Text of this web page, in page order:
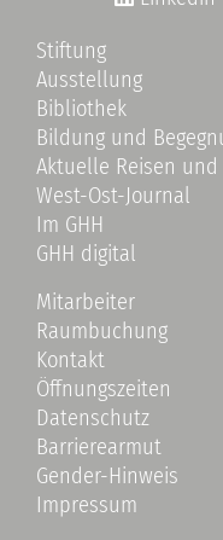
Stiftung
Ausstellung
Bibliothek
Bildung und
Aktuelle Reisen und
West-Ost-Journal
Im GHH
GHH digital
Mitarbeiter
Raumbuchung
Kontakt
Öffnungszeiten
Datenschutz
Barrierearmut
Gender-Hinweis
Impressum